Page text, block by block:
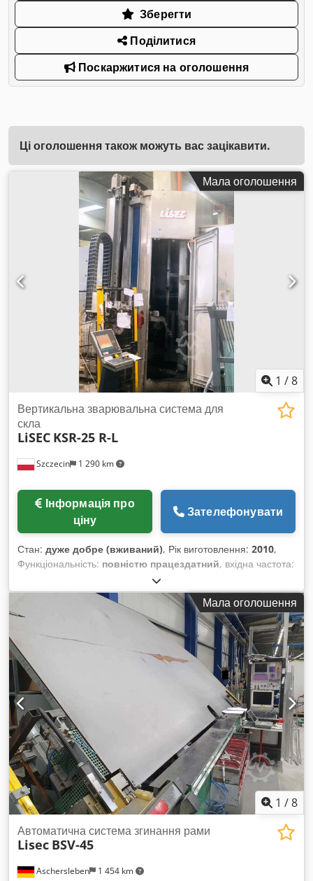
Зберегти
Поділитися
Поскаржитися на оголошення
Ці оголошення також можуть вас зацікавити.
Мала оголошення
1 /8
Szczecin 1 290 km
Вертикальна зварювальна система для
скла
LiSEC KSR-25 R-L
ціну
Зателефонувати
Стан: дуже добре (вживаний), Рік виготовлення: 2010,
Функціональність: повністю працездатний, вхідна частота:
, тиск:
праворуч – ліворуч, рік випуску 2010 Вертикальна
шліфувальна установка для скла, висота = 2,50 м У
повністю автоматичному циклі компактний шліфувальний
автомат обробляє кромки скляних листів з усіх чотирьох
сторін. Codpfx Acov Eguyomorf Огляд можливий під час
виробництва за попередньою домовленістю. У дуже
доброму робочому стані. Доступна: березень / квітень 2025
Мала оголошення
1 /8
Aschersleben 1 454 km
Автоматична система згинання рами
Lisec BSV-45